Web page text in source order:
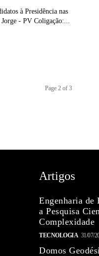
à Presidência nas
- PV Coligação:...
Page 2 of 3
Artigos
Engenharia
a Pesquisa
Complexidade
TECNOLOGIA 31/07/
Domos